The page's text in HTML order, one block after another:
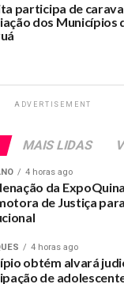
participa de
dos Municípios
ADVERTISEMENT
MAIS LIDAS
4 horas ago
da
de Justiça
4 horas ago
obtém alvará
de